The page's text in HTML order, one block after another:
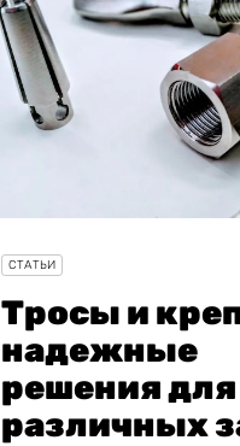
СТАТЬИ
Тросы и
надежные
решения для
различных